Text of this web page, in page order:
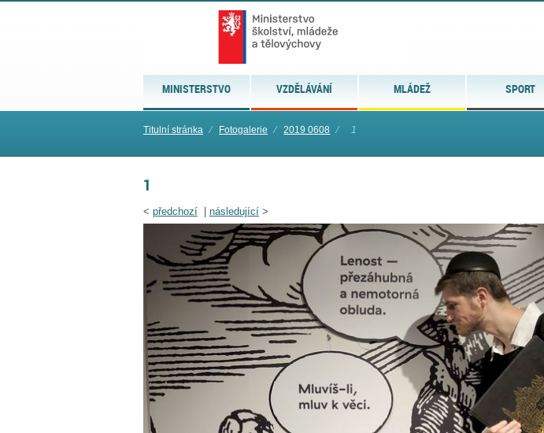
MINISTERSTVO VZDĚLÁVÁNÍ MLÁDEŽ SPORT
Titulní stránka ⁄ Fotogalerie ⁄ 2019 0608 ⁄ 1
1
< předchozí následující >